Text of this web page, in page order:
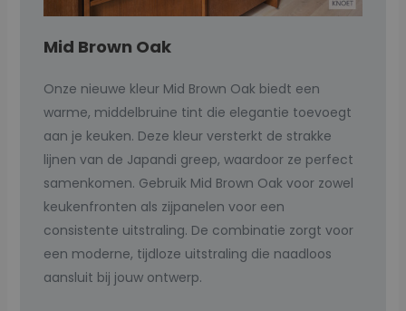
Mid Brown Oak
Onze nieuwe kleur Mid Brown Oak biedt een
warme, middelbruine tint die elegantie toevoegt
aan je keuken. Deze kleur versterkt de strakke
lijnen van de Japandi greep, waardoor ze perfect
samenkomen. Gebruik Mid Brown Oak voor zowel
keukenfronten als zijpanelen voor een
consistente uitstraling. De combinatie zorgt voor
een moderne, tijdloze uitstraling die naadloos
aansluit bij jouw ontwerp.